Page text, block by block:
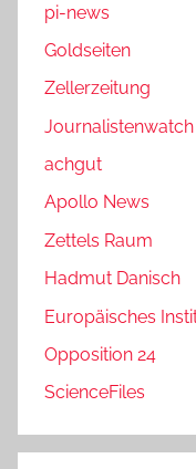
pi-news
Goldseiten
Zellerzeitung
Journalistenwatch
achgut
Apollo News
Zettels Raum
Hadmut Danisch
Europäisches
Opposition 24
ScienceFiles